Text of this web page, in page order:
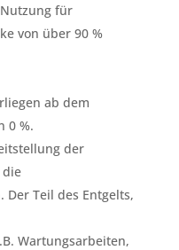
für
von über 90 %
ab dem
0 %.
der
die
Der Teil des Entgelts,
Wartungsarbeiten,